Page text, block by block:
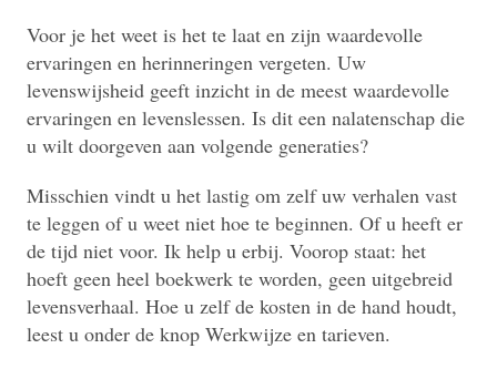
Voor je het weet is het te laat en zijn waardevolle
ervaringen en herinneringen vergeten. Uw
levenswijsheid geeft inzicht in de meest waardevolle
ervaringen en levenslessen. Is dit een nalatenschap die
u wilt doorgeven aan volgende generaties?
Misschien vindt u het lastig om zelf uw verhalen vast
te leggen of u weet niet hoe te beginnen. Of u heeft er
de tijd niet voor. Ik help u erbij. Voorop staat: het
hoeft geen heel boekwerk te worden, geen uitgebreid
levensverhaal. Hoe u zelf de kosten in de hand houdt,
leest u onder de knop Werkwijze en tarieven.